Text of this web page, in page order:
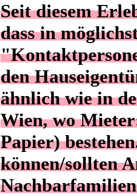
Seit diesem
dass in
den
ähnlich wie in
Wien, wo
Papier)
können/sollten